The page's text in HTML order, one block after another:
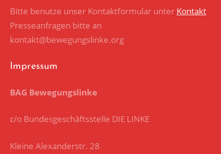
Bitte benutze unser Kontaktformular unter Kontakt
Presseanfragen bitte an
kontakt@bewegungslinke.org
Impressum
BAG Bewegungslinke
c/o Bundesgeschäftsstelle DIE LINKE
Kleine Alexanderstr. 28